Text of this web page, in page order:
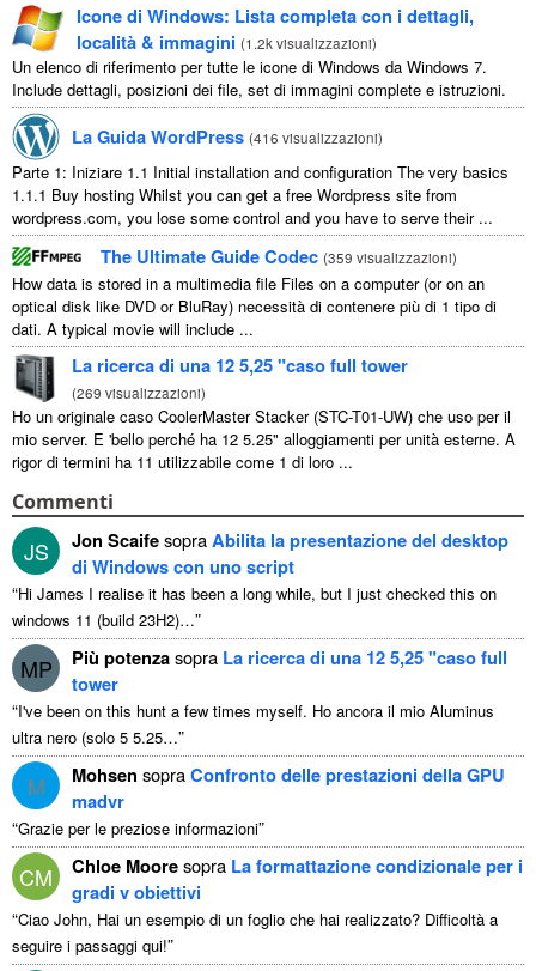
Icone di Windows: Lista completa con i dettagli,
località & immagini (1.2k visualizzazioni)
Un elenco di riferimento per tutte le icone di Windows da Windows 7.
Include dettagli, posizioni dei file, set di immagini complete e istruzioni.
La Guida WordPress (416 visualizzazioni)
Parte 1: Iniziare 1.1 Initial installation and configuration The very basics
1.1.1 Buy hosting Whilst you can get a free Wordpress site from
wordpress.com, you lose some control and you have to serve their...
The Ultimate Guide Codec (359 visualizzazioni)
How data is stored in a multimedia file Files on a computer(or on an
optical disk like DVD or BluRay) necessità di contenere più di 1 tipo di
dati. A typical movie will include ...
La ricerca di una 12 5,25 "caso full tower
(269 visualizzazioni)
Ho un originale caso CoolerMaster Stacker (STC-T01-UW) che uso per il
mio server. E 'bello perché ha 12 5.25" alloggiamenti per unità esterne. A
rigor di termini ha 11 utilizzabile come 1 di loro ...
Commenti
JS Jon ScaifesopraAbilita la presentazione del desktop
di Windows con uno script
“Hi James I realise it has been a long while, but I just checked this on
windows 11 (build 23H2)…”
MP Più potenzasopra La ricerca di una 12 5,25 "caso full
tower
“I've been on this hunt a few times myself. Ho ancora il mio Aluminus
ultra nero (solo 5 5.25…”
M Mohsen sopraConfronto delle prestazioni della GPU
madvr
“Grazie per le preziose informazioni”
CM Chloe Mooresopra La formattazione condizionale per i
gradi v obiettivi
“Ciao John, Hai un esempio di un foglio che hai realizzato? Difficoltà a
seguire i passaggi qui!”